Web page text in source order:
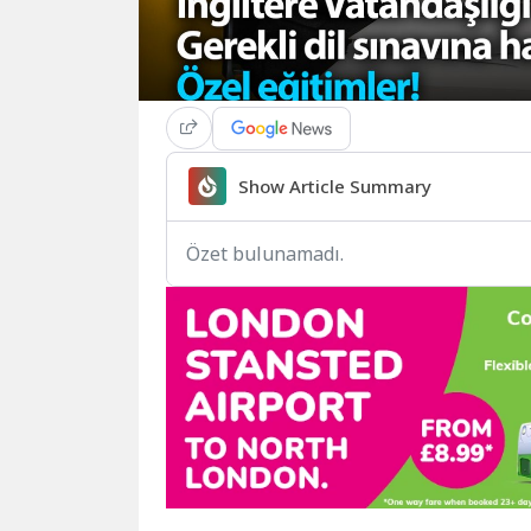
Show Article Summary
Özet bulunamadı.